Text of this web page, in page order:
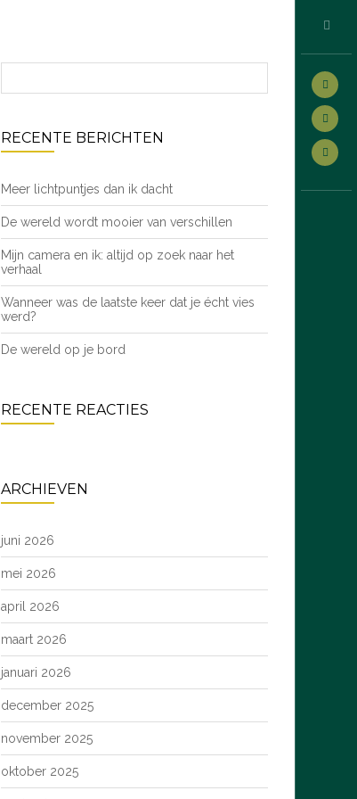
RECENTE BERICHTEN
Meer lichtpuntjes dan ik dacht
De wereld wordt mooier van verschillen
Mijn camera en ik: altijd op zoek naar het
verhaal
Wanneer was de laatste keer dat je écht vies
werd?
De wereld op je bord
RECENTE REACTIES
ARCHIEVEN
juni 2026
mei 2026
april 2026
maart 2026
januari 2026
december 2025
november 2025
oktober 2025